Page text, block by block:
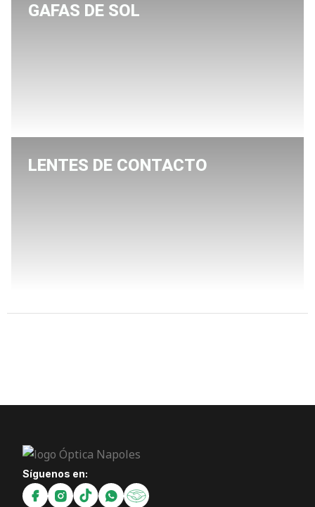
GAFAS DE SOL
LENTES DE CONTACTO
Síguenos en: